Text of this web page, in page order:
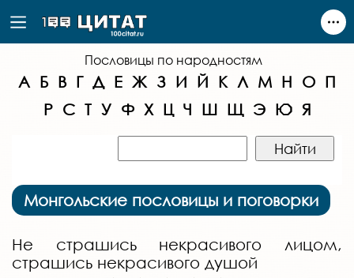
Пословицы по народностям
А Б В Г Д Е Ж З И Й К Л М Н О П
Р С Т У Ф Х Ц Ч Ш Щ Э Ю Я
Монгольские пословицы и поговорки
Не страшись некрасивого лицом,
страшись некрасивого душой